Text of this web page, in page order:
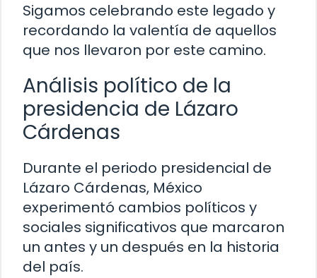
Sigamos celebrando este legado y
recordando la valentía de aquellos
que nos llevaron por este camino.
Análisis político de la
presidencia de Lázaro
Cárdenas
Durante el periodo presidencial de
Lázaro Cárdenas, México
experimentó cambios políticos y
sociales significativos que marcaron
un antes y un después en la historia
del país.